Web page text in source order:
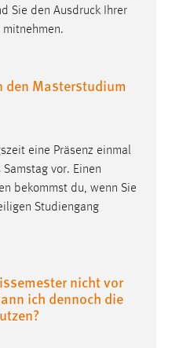
Sie den Ausdruck Ihrer
mitnehmen.
den Masterstudium
eine Präsenz einmal
vor. Einen
bekommst du, wenn Sie
Studiengang
nicht vor
ich dennoch die